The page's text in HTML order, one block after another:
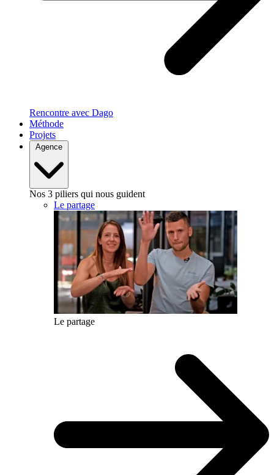
Rencontre avec Dago
Méthode
Projets
Agence
Nos 3 piliers qui nous guident
Le partage
Le partage